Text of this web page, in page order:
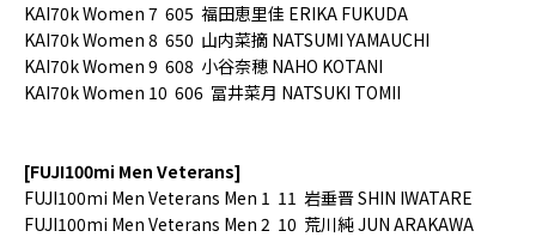
KAI70k Women 7 605 福田恵里佳 ERIKA FUKUDA
KAI70k Women 8 650 山内菜摘 NATSUMI YAMAUCHI
KAI70k Women 9 608 小谷奈穂 NAHO KOTANI
KAI70k Women 10 606 冨井菜月 NATSUKI TOMII
[FUJI100mi Men Veterans]
FUJI100mi Men Veterans Men 1 11 岩垂晋SHIN IWATARE
FUJI100mi Men Veterans Men 2 10 荒川純JUN ARAKAWA